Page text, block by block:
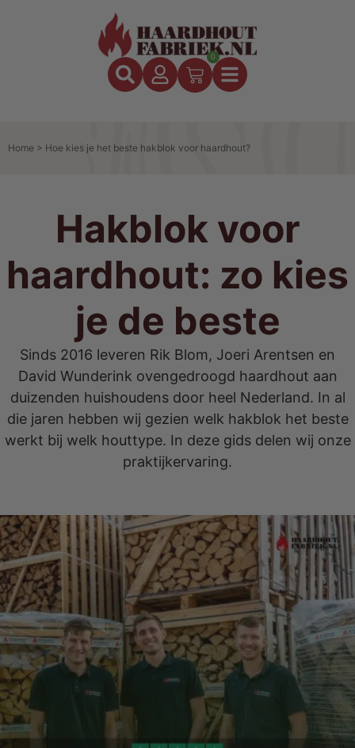
0
Home > Hoe kies je het beste hakblok voor haardhout?
Hakblok voor
haardhout: zo kies
je de beste
Sinds 2016 leveren Rik Blom, Joeri Arentsen en
David Wunderink ovengedroogd haardhout aan
duizenden huishoudens door heel Nederland. In al
die jaren hebben wij gezien welk hakblok het beste
werkt bij welk houttype. In deze gids delen wij onze
praktijkervaring.